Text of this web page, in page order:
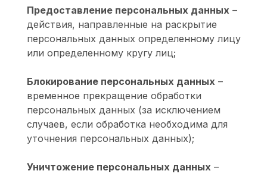
Предоставление персональных данных –
действия, направленные на раскрытие
персональных данных определенному лицу
или определенному кругу лиц;
Блокирование персональных данных –
временное прекращение обработки
персональных данных (за исключением
случаев, если обработка необходима для
уточнения персональных данных);
Уничтожение персональных данных –